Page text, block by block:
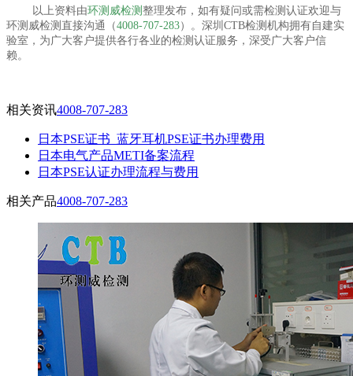
以上资料由环测威检测 整理发布，如有疑问或需检测认证欢迎与
环测威检测直接沟通（4008-707-283）。深圳CTB检测机构拥有自建实
验室，为广大客户提供各行各业的检测认证服务，深受广大客户信
赖。
相关资讯4008-707-283
日本PSE证书_蓝牙耳机PSE证书办理费用
日本电气产品METI备案流程
日本PSE认证办理流程与费用
相关产品4008-707-283